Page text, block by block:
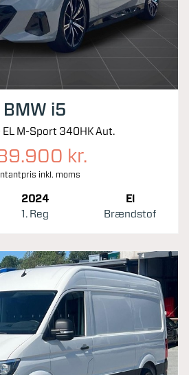
BMW i5
M-Sport 340HK Aut.
kr.
inkl. moms
2024
1. Reg
El
Brændstof